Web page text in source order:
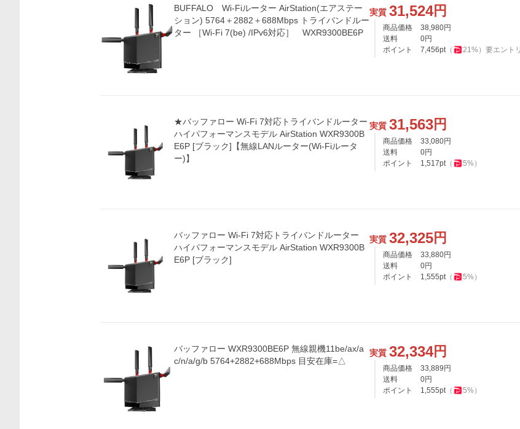
BUFFALO Wi-Fiルーター AirStation(エアステー
ション) 5764＋2882＋688Mbps トライバンドルー
ター ［Wi-Fi 7(be) /IPv6対応］ WXR9300BE6P
実質 31,524円
商品価格 38,980円
送料
0円
ポイント
7,456pt（ 21%） 要エント
★バッファロー Wi-Fi 7対応トライバンドルーター
ハイパフォーマンスモデル AirStation WXR9300B
E6P [ブラック]【無線LANルーター(Wi-Fiルータ
ー)】
実質 31,563円
商品価格 33,080円
送料
0円
ポイント
1,517pt（ 5%）
バッファロー Wi-Fi 7対応トライバンドルーター
ハイパフォーマンスモデル AirStation WXR9300B
E6P [ブラック]
実質 32,325円
商品価格 33,880円
送料
0円
ポイント
1,555pt（ 5%）
バッファロー WXR9300BE6P 無線親機11be/ax/a
c/n/a/g/b 5764+2882+688Mbps 目安在庫=△
実質 32,334円
商品価格 33,889 円
送料
0円
ポイント
1,555pt（ 5%）